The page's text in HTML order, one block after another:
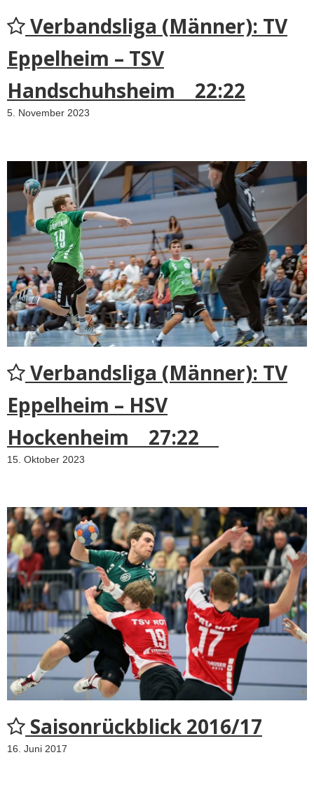
Verbandsliga (Männer): TV
Eppelheim – TSV
Handschuhsheim 22:22
5. November 2023
Verbandsliga (Männer): TV
Eppelheim – HSV
Hockenheim 27:22
15. Oktober 2023
Saisonrückblick 2016/17
16. Juni 2017